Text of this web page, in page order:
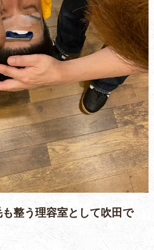
整う理容室として吹田で